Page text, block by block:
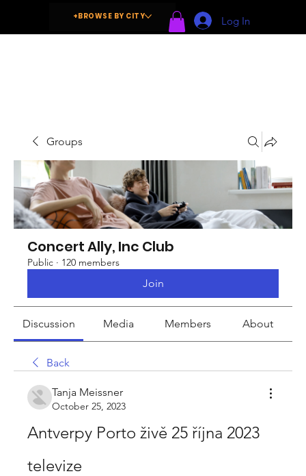
+BROWSE BY CITY Log In
Groups
Concert Ally, Inc Club
Public · 120 members
Join
Discussion Media Members About
Back
Tanja Meissner
October 25, 2023
Antverpy Porto živě 25 října 2023
televize